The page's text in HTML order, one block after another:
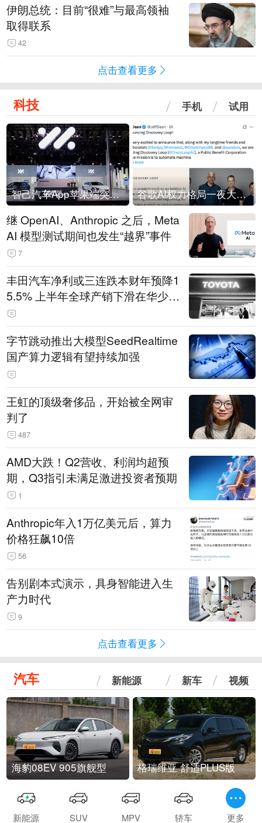
伊朗总统：目前“很难”与最高领袖
取得联系
42
点击查看更多
科技 手机 试用
智己汽车App苹果端突然“下架” 谷歌AI权力格局一夜大洗牌
继 OpenAI、Anthropic 之后，Meta
AI 模型测试期间也发生“越界”事件
7
丰田汽车净利或三连跌本财年预降1
5.5% 上半年全球产销下滑在华少卖
14.3万辆
字节跳动推出大模型SeedRealtime
国产算力逻辑有望持续加强
王虹的顶级奢侈品，开始被全网审
判了
487
AMD大跌！Q2营收、利润均超预
期，Q3指引未满足激进投资者预期
1
Anthropic年入1万亿美元后，算力
价格狂飙10倍
56
告别剧本式演示，具身智能进入生
产力时代
9
点击查看更多
汽车 新能源 新车 视频
海豹08EV 905旗舰型 格瑞维亚 舒适PLUS版
新能源 SUV MPV 轿车 更多